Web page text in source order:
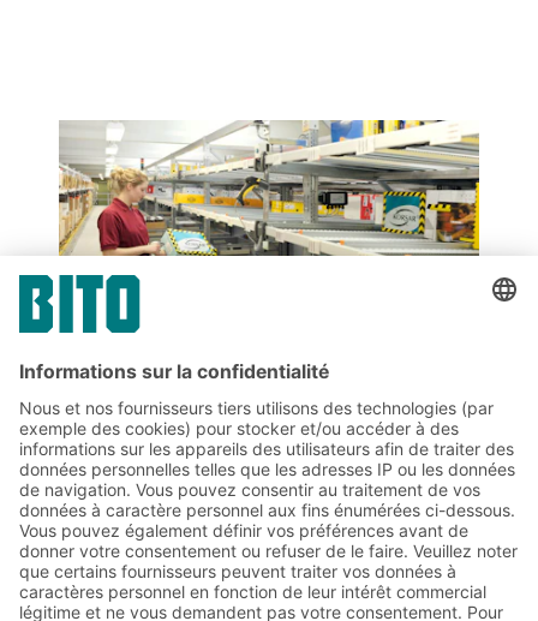
PARTAGER
Abonnez-vous à la lettre
d'information de BITO :
Actualités de l'entrepôt et de
la logistique